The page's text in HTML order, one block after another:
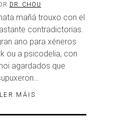
DR. CHOU
mañá trouxo con el
contradictorias.
ano para xéneros
ou a psicodelia, con
agardados que
LER MÁIS